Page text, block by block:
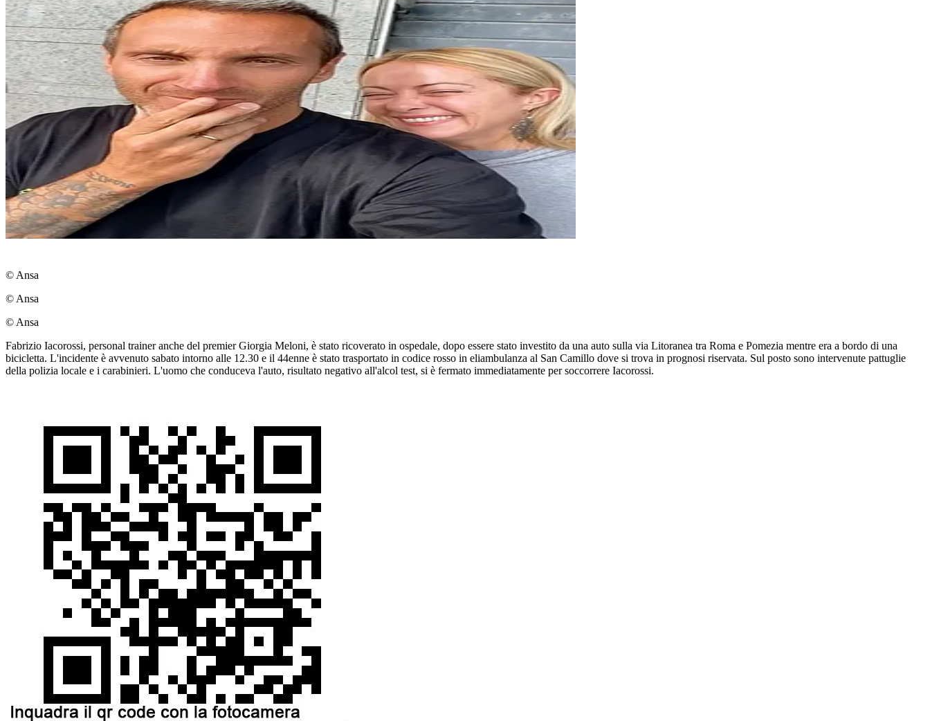
© Ansa
© Ansa
© Ansa
Fabrizio Iacorossi, personal trainer anche del premier Giorgia Meloni, è stato ricoverato in ospedale, dopo essere stato investito da una auto sulla via Litoranea tra Roma e Pomezia mentre era a bordo di una
bicicletta. L'incidente è avvenuto sabato intorno alle 12.30 e il 44enne è stato trasportato in codice rosso in eliambulanza al San Camillo dove si trova in prognosi riservata. Sul posto sono intervenute pattuglie
della polizia locale e i carabinieri. L'uomo che conduceva l'auto, risultato negativo all'alcol test, si è fermato immediatamente per soccorrere Iacorossi.